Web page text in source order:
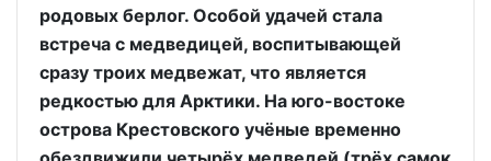
родовых берлог. Особой удачей стала
встреча с медведицей, воспитывающей
сразу троих медвежат, что является
редкостью для Арктики. На юго-востоке
острова Крестовского учёные временно